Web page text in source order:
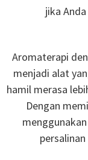
jika
Aromaterapi
menjadi alat
hamil merasa
Dengan